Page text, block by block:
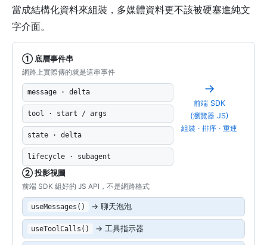
當成結構化資料來組裝，多媒體資料更不該被硬塞進純文
字介面。
① 底層事件串
網路上實際傳的就是這串事件
message · delta
tool · start / args
state · delta
lifecycle · subagent
→
前端 SDK
(瀏覽器 JS)
組裝 · 排序 · 重連
② 投影視圖
前端 SDK 組好的 JS API，不是網路格式
useMessages() → 聊天泡泡
useToolCalls() → 工具指示器